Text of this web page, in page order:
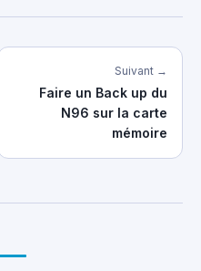
Suivant →
Faire un Back up du
N96 sur la carte
mémoire